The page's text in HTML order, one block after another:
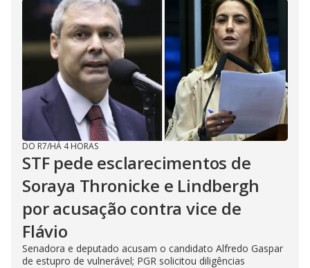
DO R7/HÁ 4 HORAS
STF pede esclarecimentos de
Soraya Thronicke e Lindbergh
por acusação contra vice de
Flávio
Senadora e deputado acusam o candidato Alfredo Gaspar
de estupro de vulnerável; PGR solicitou diligências